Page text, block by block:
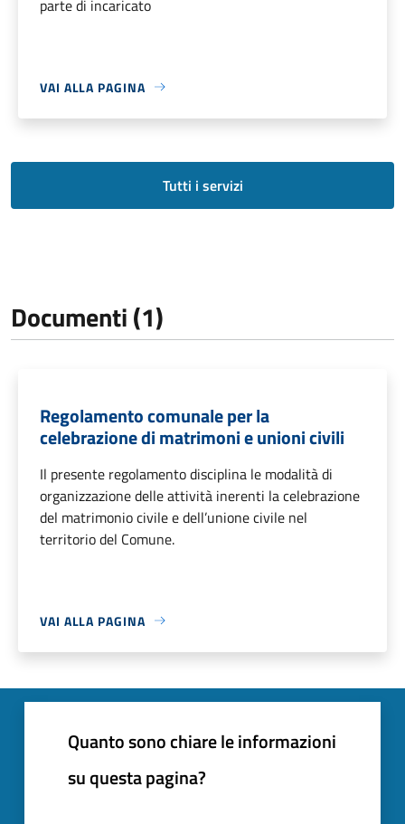
parte di incaricato
VAI ALLA PAGINA
Tutti i servizi
Documenti (1)
Regolamento comunale per la
celebrazione di matrimoni e unioni civili
Il presente regolamento disciplina le modalità di
organizzazione delle attività inerenti la celebrazione
del matrimonio civile e dell’unione civile nel
territorio del Comune.
VAI ALLA PAGINA
Quanto sono chiare le informazioni
su questa pagina?